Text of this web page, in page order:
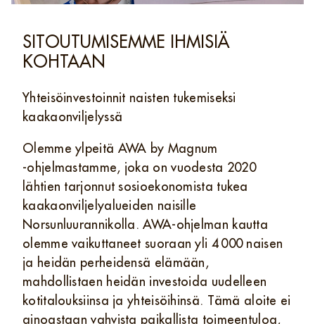
SITOUTUMISEMME IHMISIÄ
KOHTAAN
Yhteisöinvestoinnit naisten tukemiseksi
kaakaonviljelyssä
Olemme ylpeitä AWA by Magnum
‑ohjelmastamme, joka on vuodesta 2020
lähtien tarjonnut sosioekonomista tukea
kaakaonviljelyalueiden naisille
Norsunluurannikolla. AWA‑ohjelman kautta
olemme vaikuttaneet suoraan yli 4 000 naisen
ja heidän perheidensä elämään,
mahdollistaen heidän investoida uudelleen
kotitalouksiinsa ja yhteisöihinsä. Tämä aloite ei
ainoastaan vahvista paikallista toimeentuloa,